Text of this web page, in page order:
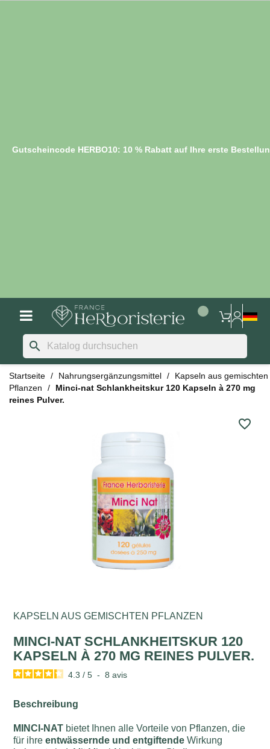
Gutscheincode HERBO10: 10 % Rabatt auf Ihre erste
search
Startseite Nahrungsergänzungsmittel
Kapseln aus gemischten
Pflanzen
Minci-nat Schlankheitskur 120 Kapseln à 270 mg
reines Pulver.
favorite_border
KAPSELN AUS GEMISCHTEN PFLANZEN
MINCI-NAT SCHLANKHEITSKUR 120
KAPSELN À 270 MG REINES PULVER.
4.3 / 5 - 8avis
Beschreibung
MINCI-NAT bietet Ihnen alle Vorteile von Pflanzen, die
für ihreentwässernde und entgiftende Wirkung